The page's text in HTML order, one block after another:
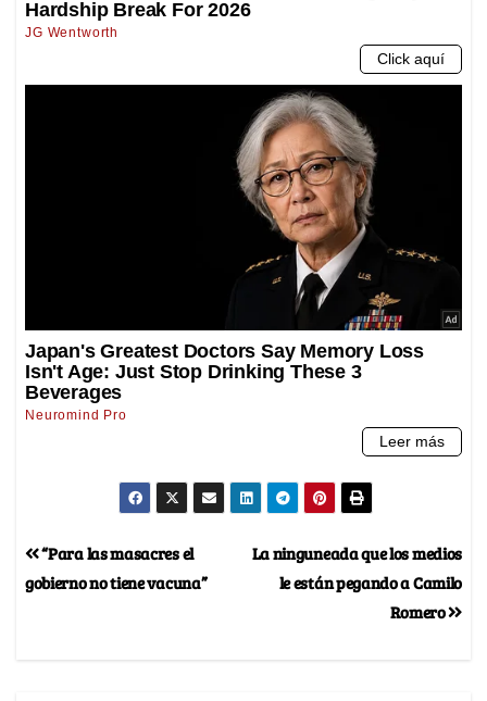
La ninguneada que los medios
le están pegando a Camilo
Romero
“Para las masacres el
gobierno no tiene vacuna”